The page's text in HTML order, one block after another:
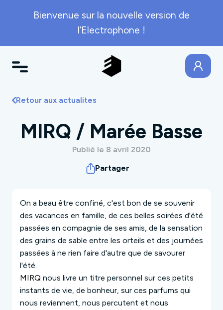
Bienvenue sur la nouvelle version de
l’Electrophone !
Retour aux actualites
MIRQ / Marée Basse
Publié le 8 avril 2020
Partager
On a beau être confiné, c'est bon de se souvenir
des vacances en famille, de ces belles soirées d'été
passées en compagnie de ses amis, de la sensation
des grains de sable entre les orteils et des journées
passées à ne rien faire d'autre que de savourer
l'été.
MIRQ nous livre un titre personnel sur ces petits
instants de vie, de bonheur, sur ces parfums qui
nous reviennent, nous percutent et nous